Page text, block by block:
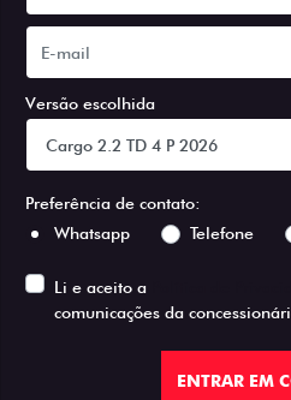
Versão escolhida
Preferência de contato:
Whatsapp
Telefone
Li e aceito a
comunicações da
ENTRAR EM